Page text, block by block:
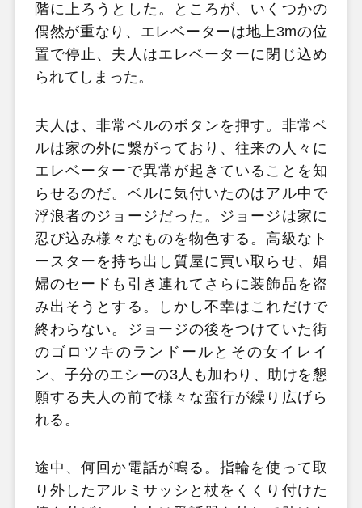
階に上ろうとした。ところが、いくつかの
偶然が重なり、エレベーターは地上3mの位
置で停止、夫人はエレベーターに閉じ込め
られてしまった。
夫人は、非常ベルのボタンを押す。非常ベ
ルは家の外に繋がっており、往来の人々に
エレベーターで異常が起きていることを知
らせるのだ。ベルに気付いたのはアル中で
浮浪者のジョージだった。ジョージは家に
忍び込み様々なものを物色する。高級なト
ースターを持ち出し質屋に買い取らせ、娼
婦のセードも引き連れてさらに装飾品を盗
み出そうとする。しかし不幸はこれだけで
終わらない。ジョージの後をつけていた街
のゴロツキのランドールとその女イレイ
ン、子分のエシーの3人も加わり、助けを懇
願する夫人の前で様々な蛮行が繰り広げら
れる。
途中、何回か電話が鳴る。指輪を使って取
り外したアルミサッシと杖をくくり付けた